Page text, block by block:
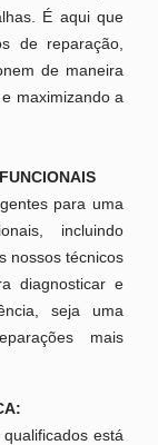
É aqui que
de reparação,
de maneira
maximizando a
para uma
incluindo
nossos técnicos
diagnosticar e
seja uma
mais
está